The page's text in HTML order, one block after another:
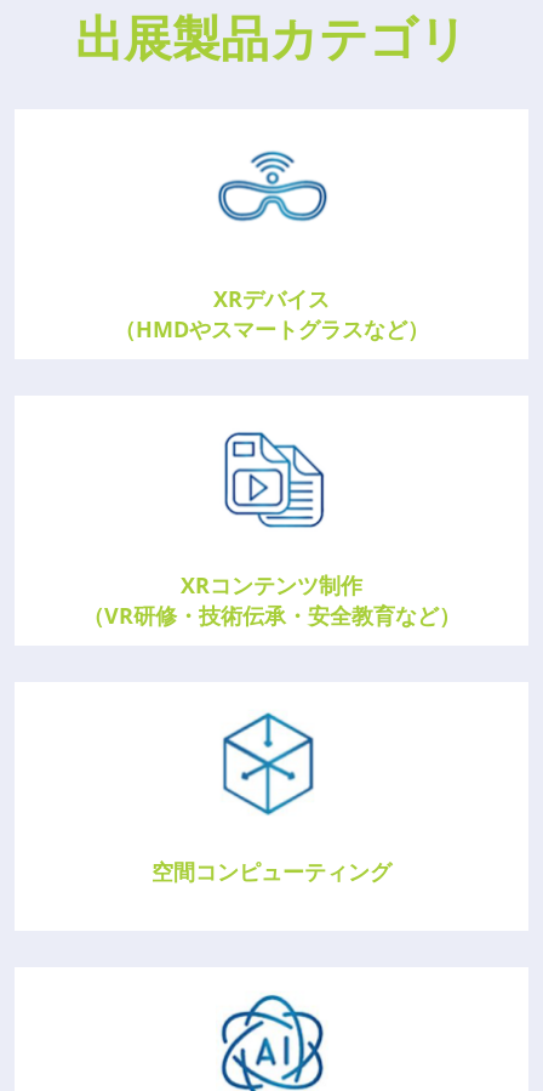
出展製品カテゴリ
XRデバイス
（HMDやスマートグラスなど）
XRコンテンツ制作
（VR研修・技術伝承・安全教育など）
空間コンピューティング